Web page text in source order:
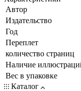
Автор
Издательство
Год
Переплет
количество страниц
Наличие
Вес в упаковке
Каталог